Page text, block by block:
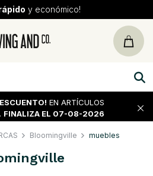
díasde vuelta
EN ARTÍCULOS
FINALIZA EL 07-08-2026
Bloomingville muebles